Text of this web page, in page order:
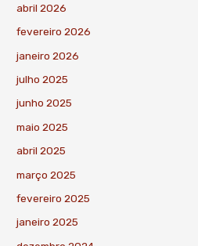
abril 2026
fevereiro 2026
janeiro 2026
julho 2025
junho 2025
maio 2025
abril 2025
março 2025
fevereiro 2025
janeiro 2025